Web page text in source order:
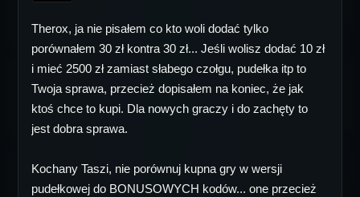
Therox, ja nie pisałem co kto woli dodać tylko
porównałem 30 zł kontra 30 zł... Jeśli wolisz dodać 10 zł
i mieć 2500 zł zamiast słabego czołgu, pudełka itp to
Twoja sprawa, przecież dopisałem na koniec, że jak
ktoś chce to kupi. Dla nowych graczy i do zachęty to
jest dobra sprawa.
Kochany Taszi, nie porównuj kupna gry w wersji
pudełkowej do BONUSOWYCH kodów... one przecież